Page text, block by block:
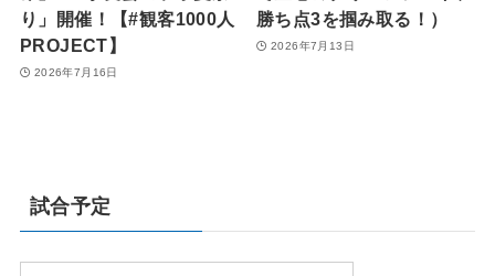
り」開催！【#観客1000人
PROJECT】
2026年7月16日
勝ち点3を掴み取る！）
2026年7月13日
試合予定